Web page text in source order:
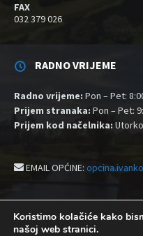
FAX
032 379 026
RADNO VRIJEME
Radno vrijeme: Pon – Pet:
Prijem stranaka: Pon – Pet:
Prijem kod načelnika:
EMAIL OPĆINE:
Izjava o pristupačnosti
Koristimo kolačiće kako
našoj web stranici.